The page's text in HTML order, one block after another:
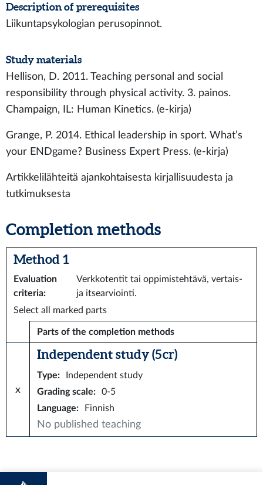
Description of prerequisites
Liikuntapsykologian perusopinnot.
Study materials
Hellison, D. 2011. Teaching personal and social
responsibility through physical activity. 3. painos.
Champaign, IL: Human Kinetics. (e-kirja)
Grange, P. 2014. Ethical leadership in sport. What’s
your ENDgame? Business Expert Press. (e-kirja)
Artikkelilähteitä ajankohtaisesta kirjallisuudesta ja
tutkimuksesta
Completion methods
Method 1
Evaluation
criteria:
Verkkotentit tai oppimistehtävä, vertais-
ja itsearviointi.
Select all marked parts
Parts of the completion methods
x
Independent study (5 cr)
Type:
Independent study
Grading scale:
0-5
Language: Finnish
No published teaching